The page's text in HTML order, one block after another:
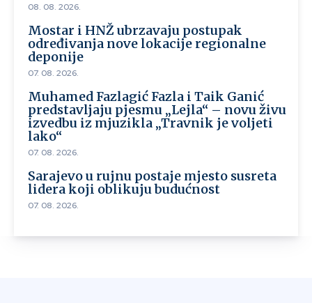
08. 08. 2026.
Mostar i HNŽ ubrzavaju postupak
određivanja nove lokacije regionalne
deponije
07. 08. 2026.
Muhamed Fazlagić Fazla i Taik Ganić
predstavljaju pjesmu „Lejla“ – novu živu
izvedbu iz mjuzikla „Travnik je voljeti
lako“
07. 08. 2026.
Sarajevo u rujnu postaje mjesto susreta
lidera koji oblikuju budućnost
07. 08. 2026.